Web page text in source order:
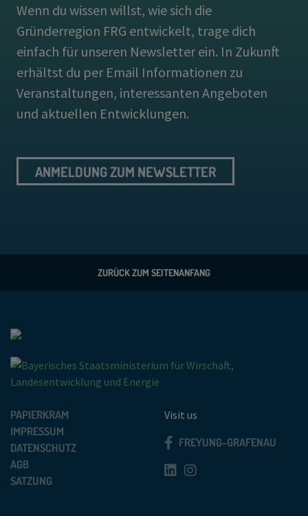
Wenn du wissen willst, wie sich die
Gründerregion FRG entwickelt, trage dich
einfach für unseren Newsletter ein. In Zukunft
erhältst du per Email Informationen zu
Veranstaltungen, interessanten Angeboten
und aktuellen Entwicklungen.
ANMELDUNG ZUM NEWSLETTER
ZURÜCK ZUM SEITENANFANG
PAPIERKRAM
IMPRESSUM
DATENSCHUTZ
AGB
SATZUNG
Visit us
FREYUNG-GRAFENAU